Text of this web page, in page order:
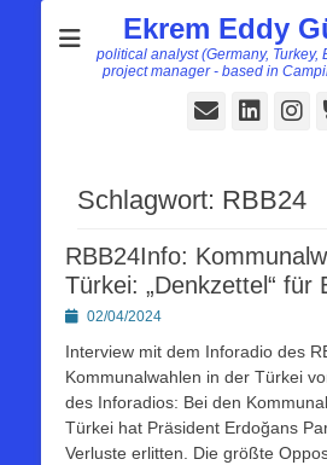
Ekrem Eddy
political analyst (Germany, Turkey,
project manager - based in
E-
Schlagwort: RBB24
RBB24Info:
Türkei: „Denkzettel“ für
Posted02/04/2024
Interview mit dem Inforadio des
Kommunalwahlen in der Türkei
des Inforadios: Bei den
Türkei hat Präsident Erdoğans
Verluste erlitten. Die größte